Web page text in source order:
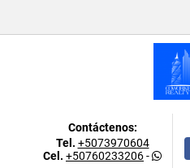
Contáctenos:
Tel. +5073970604
Cel. +50760233206-